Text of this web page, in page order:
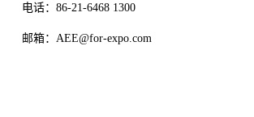
电话：86-21-6468 1300
邮箱：AEE@for-expo.com